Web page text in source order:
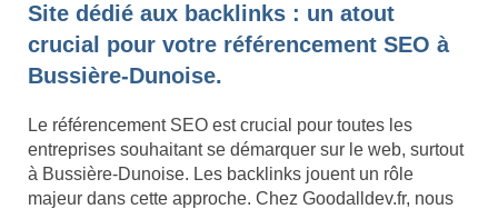
Site dédié aux backlinks : un atout
crucial pour votre référencement SEO à
Bussière-Dunoise.
Le référencement SEO est crucial pour toutes les
entreprises souhaitant se démarquer sur le web, surtout
à Bussière-Dunoise. Les backlinks jouent un rôle
majeur dans cette approche. Chez Goodalldev.fr, nous